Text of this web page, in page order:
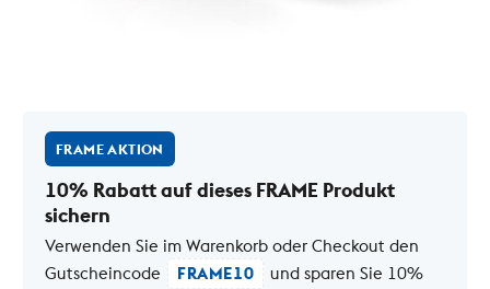
FRAME AKTION
10% Rabatt auf dieses FRAME Produkt
sichern
Verwenden Sie im Warenkorb oder Checkout den
Gutscheincode
FRAME10
und sparen Sie 10%